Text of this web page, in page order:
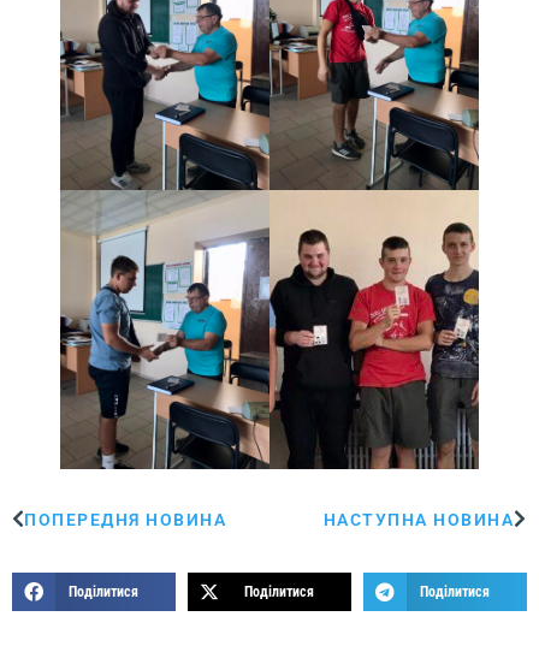
ПОПЕРЕДНЯ НОВИНА НАСТУПНА НОВИНА
Поділитися Поділитися Поділитися